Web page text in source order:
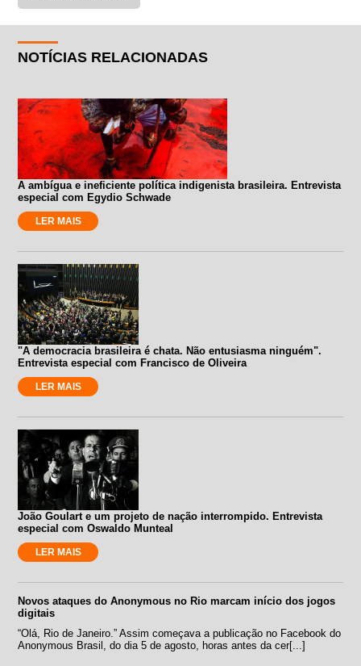
NOTÍCIAS RELACIONADAS
A ambígua e ineficiente política indigenista brasileira. Entrevista
especial com Egydio Schwade
LER MAIS
"A democracia brasileira é chata. Não entusiasma ninguém".
Entrevista especial com Francisco de Oliveira
LER MAIS
João Goulart e um projeto de nação interrompido. Entrevista
especial com Oswaldo Munteal
LER MAIS
Novos ataques do Anonymous no Rio marcam início dos jogos
digitais
“Olá, Rio de Janeiro.” Assim começava a publicação no Facebook do
Anonymous Brasil, do dia 5 de agosto, horas antes da cer[...]